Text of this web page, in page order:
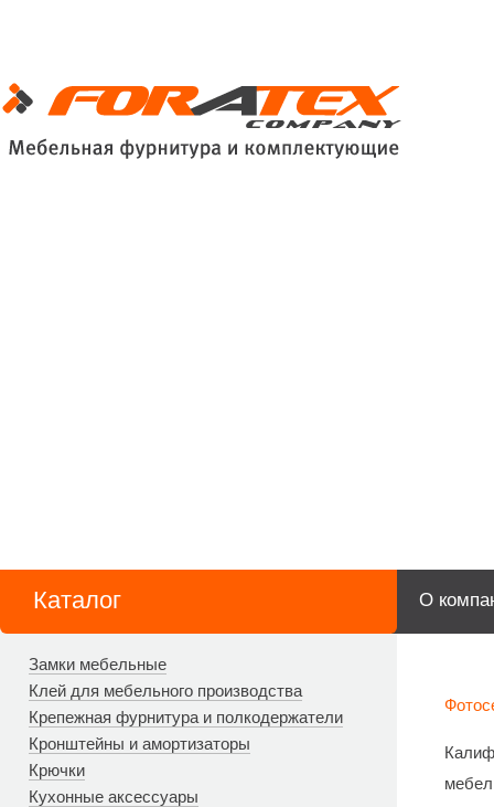
Каталог О
Замки мебельные
Клей для мебельного производства
Крепежная фурнитура и полкодержатели
Кронштейны и амортизаторы
Крючки
Кухонные аксессуары